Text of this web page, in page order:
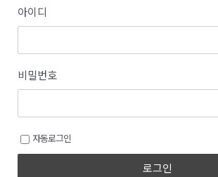
아이디
비밀번호
자동로그인
로그인